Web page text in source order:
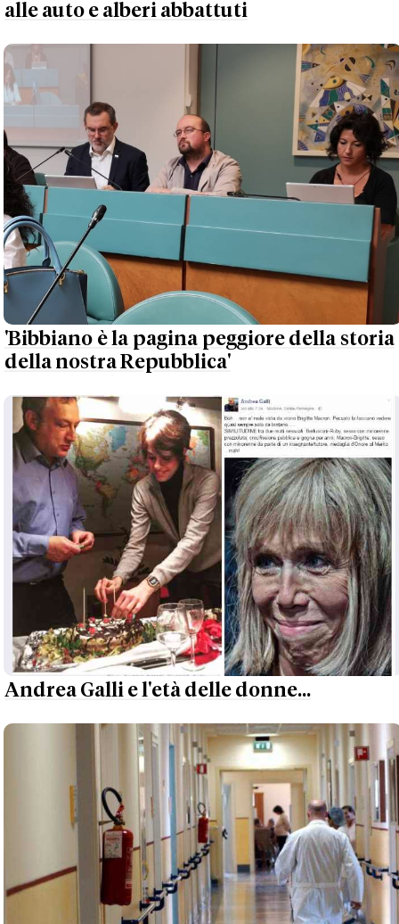
alle auto e alberi abbattuti
'Bibbiano è la pagina peggiore della storia
della nostra Repubblica'
Andrea Galli e l'età delle donne...